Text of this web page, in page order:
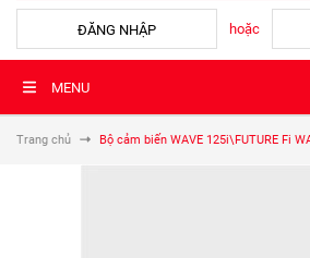
ĐĂNG NHẬP hoặc
MENU
Trang chủ Bộ cảm biến WAVE 125i\FUTURE Fi